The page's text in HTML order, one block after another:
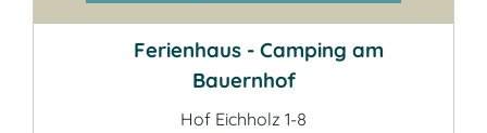
Ferienhaus - Camping am
Bauernhof
Hof Eichholz 1-8